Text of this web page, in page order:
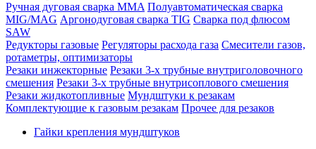
Ручная дуговая сварка MMA Полуавтоматическая сварка
MIG/MAG Аргонодуговая сварка TIG Сварка под флюсом
SAW
Редукторы газовые Регуляторы расхода газа Смесители газов,
ротаметры, оптимизаторы
Резаки инжекторные Резаки 3-х трубные внутриголовочного
смешения Резаки 3-х трубные внутрисоплового смешения
Резаки жидкотопливные Мундштуки к резакам
Комплектующие к газовым резакам Прочее для резаков
Гайки крепления мундштуков